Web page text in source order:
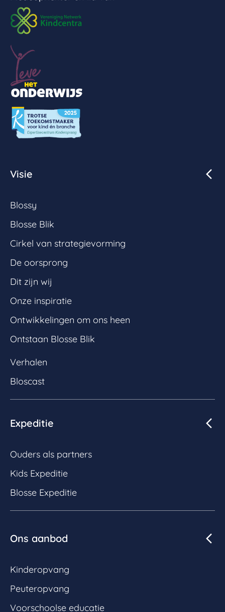
Visie
Blossy
Blosse Blik
Cirkel van strategievorming
De oorsprong
Dit zijn wij
Onze inspiratie
Ontwikkelingen om ons heen
Ontstaan Blosse Blik
Verhalen
Bloscast
Expeditie
Ouders als partners
Kids Expeditie
Blosse Expeditie
Ons aanbod
Kinderopvang
Peuteropvang
Voorschoolse educatie